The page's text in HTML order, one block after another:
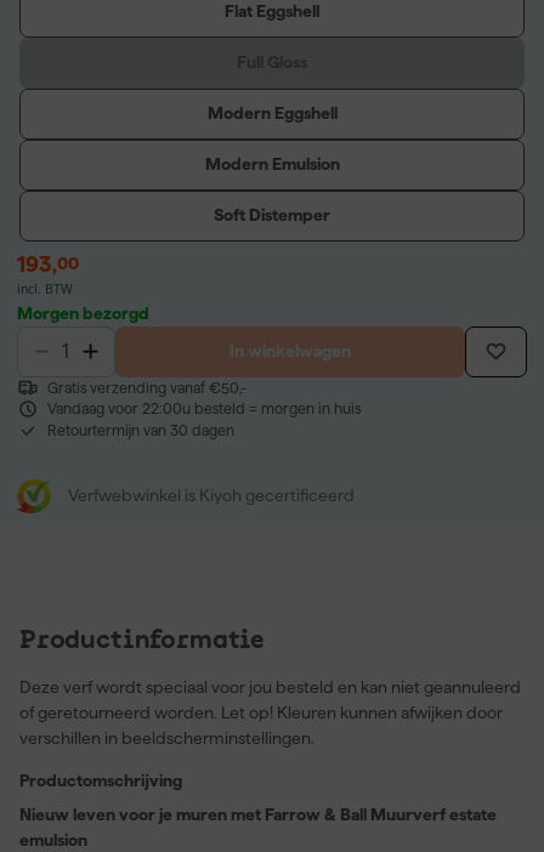
Flat Eggshell
Modern Eggshell
Modern Emulsion
Soft Distemper
193,00
incl. BTW
Morgen bezorgd
In winkelwagen
Gratis verzending vanaf €50,-
Vandaag voor 22:00u besteld = morgen in huis
Retourtermijn van 30 dagen
Verfwebwinkel is Kiyoh gecertificeerd
Productinformatie
Deze verf wordt speciaal voor jou besteld en kan niet geannuleerd
of geretourneerd worden. Let op! Kleuren kunnen afwijken door
verschillen in beeldscherminstellingen.
Productomschrijving
Nieuw leven voor je muren met Farrow & Ball Muurverf estate
emulsion